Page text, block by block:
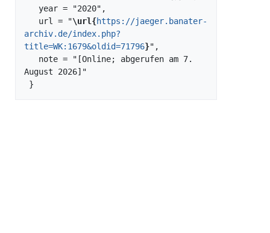
   url = "
\url{https://jaeger.banater-
archiv.de/index.php?
title=WK:1679&oldid=71796}",
August 2026]"